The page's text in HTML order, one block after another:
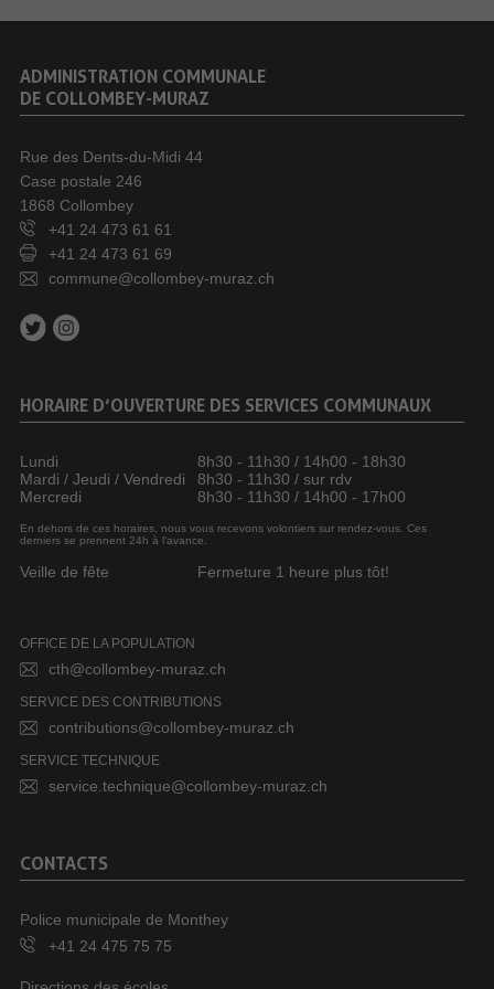
ADMINISTRATION COMMUNALE
DE COLLOMBEY-MURAZ
Rue des Dents-du-Midi 44
Case postale 246
1868 Collombey
+41 24 473 61 61
+41 24 473 61 69
commune@collombey-muraz.ch
HORAIRE D’OUVERTURE DES SERVICES COMMUNAUX
Lundi
8h30 - 11h30 / 14h00 - 18h30
Mardi / Jeudi / Vendredi
8h30 - 11h30 / sur rdv
Mercredi
8h30 - 11h30 / 14h00 - 17h00
En dehors de ces horaires, nous vous recevons volontiers sur rendez-vous. Ces
derniers se prennent 24h à l’avance.
Veille de fête Fermeture 1 heure plus tôt!
OFFICE DE LA POPULATION
cth@collombey-muraz.ch
SERVICE DES CONTRIBUTIONS
contributions@collombey-muraz.ch
SERVICE TECHNIQUE
service.technique@collombey-muraz.ch
CONTACTS
Police municipale de Monthey
+41 24 475 75 75